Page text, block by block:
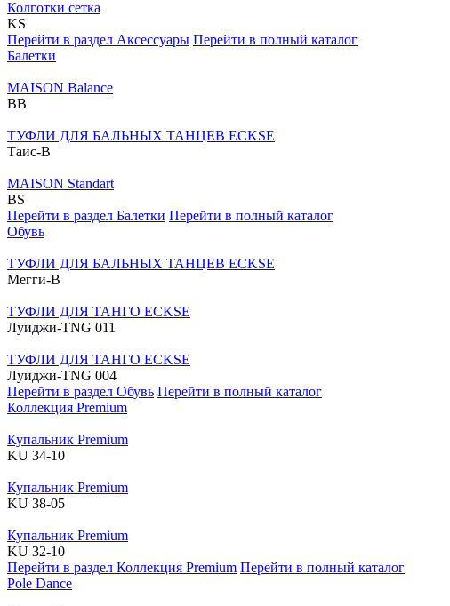
Колготки сетка
KS
Перейти в раздел Аксессуары Перейти в полный каталог
Балетки
MAISON Balance
BB
ТУФЛИ ДЛЯ БАЛЬНЫХ ТАНЦЕВ ECKSE
Таис-В
MAISON Standart
BS
Перейти в раздел Балетки Перейти в полный каталог
Обувь
ТУФЛИ ДЛЯ БАЛЬНЫХ ТАНЦЕВ ECKSE
Мегги-В
ТУФЛИ ДЛЯ ТАНГО ECKSE
Луиджи-TNG 011
ТУФЛИ ДЛЯ ТАНГО ECKSE
Луиджи-TNG 004
Перейти в раздел Обувь Перейти в полный каталог
Коллекция Premium
Купальник Premium
KU 34-10
Купальник Premium
KU 38-05
Купальник Premium
KU 32-10
Перейти в раздел Коллекция Premium Перейти в полный каталог
Pole Dance